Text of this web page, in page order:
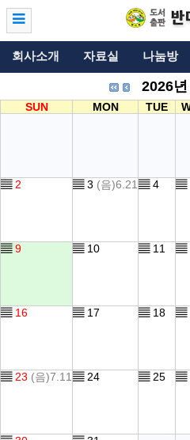
회사소개 자료실 나눔방
2026년
SUN MON TUE
▤ 2 ▤ 3 (음)6.21 ▤ 4 ▤
▤ 9 ▤ 10 ▤ 11 ▤
▤ 16 ▤ 17 ▤ 18 ▤
▤ 23 (음)7.11 ▤ 24 ▤ 25 ▤